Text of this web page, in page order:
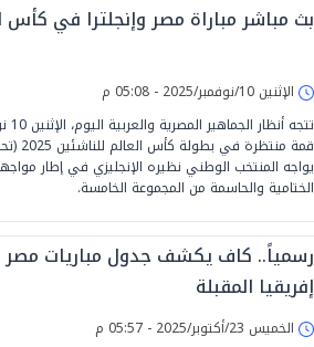
بث مباشر مباراة مصر وإنجلترا في كأس
الإثنين 10/نوفمبر/2025 - 05:08 م
يواجه المنتخب الوطني نظيره الإنجليزي في إطار
الختامية والحاسمة من المجموعة الخامسة.
رسمياً.. كاف يكشف جدول مباريات
إفريقيا المقبلة
الخميس 23/أكتوبر/2025 - 05:57 م